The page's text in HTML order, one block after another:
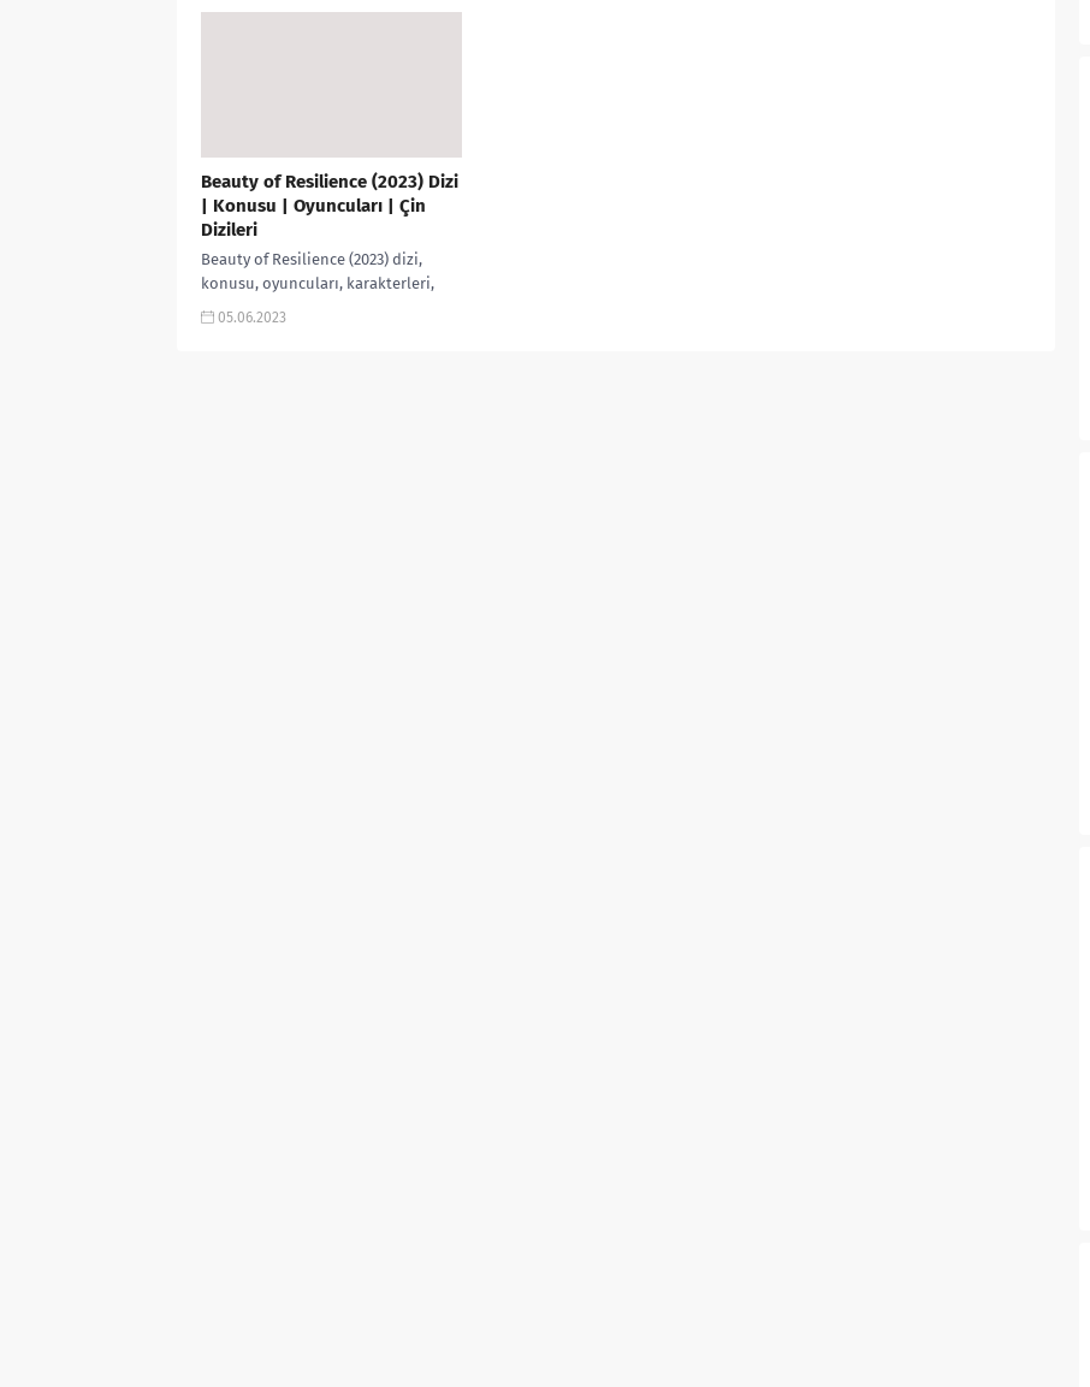
Beauty of Resilience (2023) Dizi
| Konusu | Oyuncuları | Çin
Dizileri
Beauty of Resilience (2023) dizi,
konusu, oyuncuları, karakterleri,
cast, yorumları, incelemesi,
05.06.2023